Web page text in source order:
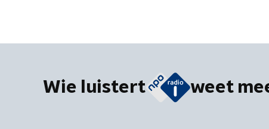
Wie luistert weet